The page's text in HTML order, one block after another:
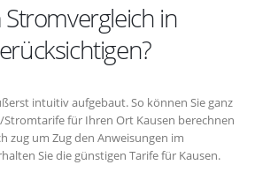
in
intuitiv aufgebaut. So können Sie ganz
/Stromtarife für Ihren Ort Kausen berechnen
zug um Zug den Anweisungen im
Sie die günstigen Tarife für Kausen.